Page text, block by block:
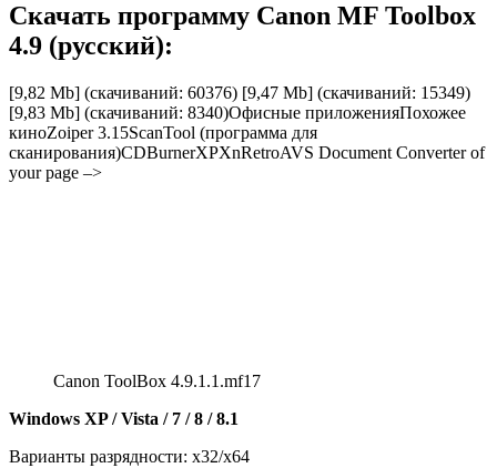
Скачать программу Canon MF Toolbox
4.9 (русский):
[9,82 Mb] (cкачиваний: 60376) [9,47 Mb] (cкачиваний: 15349)
[9,83 Mb] (cкачиваний: 8340)Офисные приложенияПохожее
киноZoiper 3.15ScanTool (программа для
сканирования)CDBurnerXPXnRetroAVS Document Converter of
your page –>
Canon ToolBox 4.9.1.1.mf17
Windows XP / Vista / 7 / 8 / 8.1
Варианты разрядности: x32/x64